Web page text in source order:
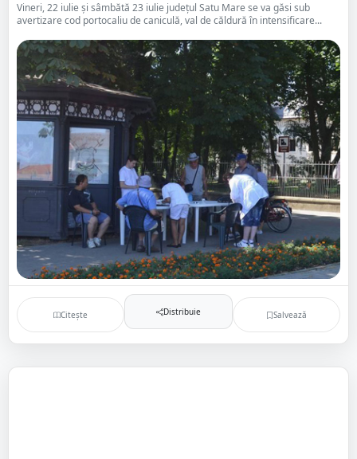
Vineri, 22 iulie și sâmbătă 23 iulie județul Satu Mare se va găsi sub
avertizare cod portocaliu de caniculă, val de căldură în intensificare...
Citește Distribuie Salvează